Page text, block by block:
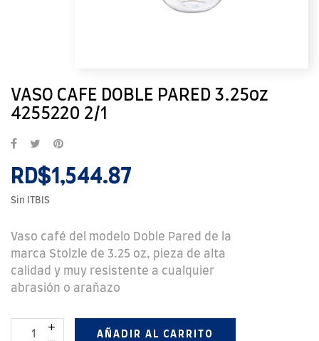
VASO CAFE DOBLE PARED 3.25oz
4255220 2/1
RD$1,544.87
Sin ITBIS
Vaso café del modelo Doble Pared de la
marca Stolzle de 3.25 oz, pieza de alta
calidad y muy resistente a cualquier
abrasión o arañazo
AÑADIR AL CARRITO